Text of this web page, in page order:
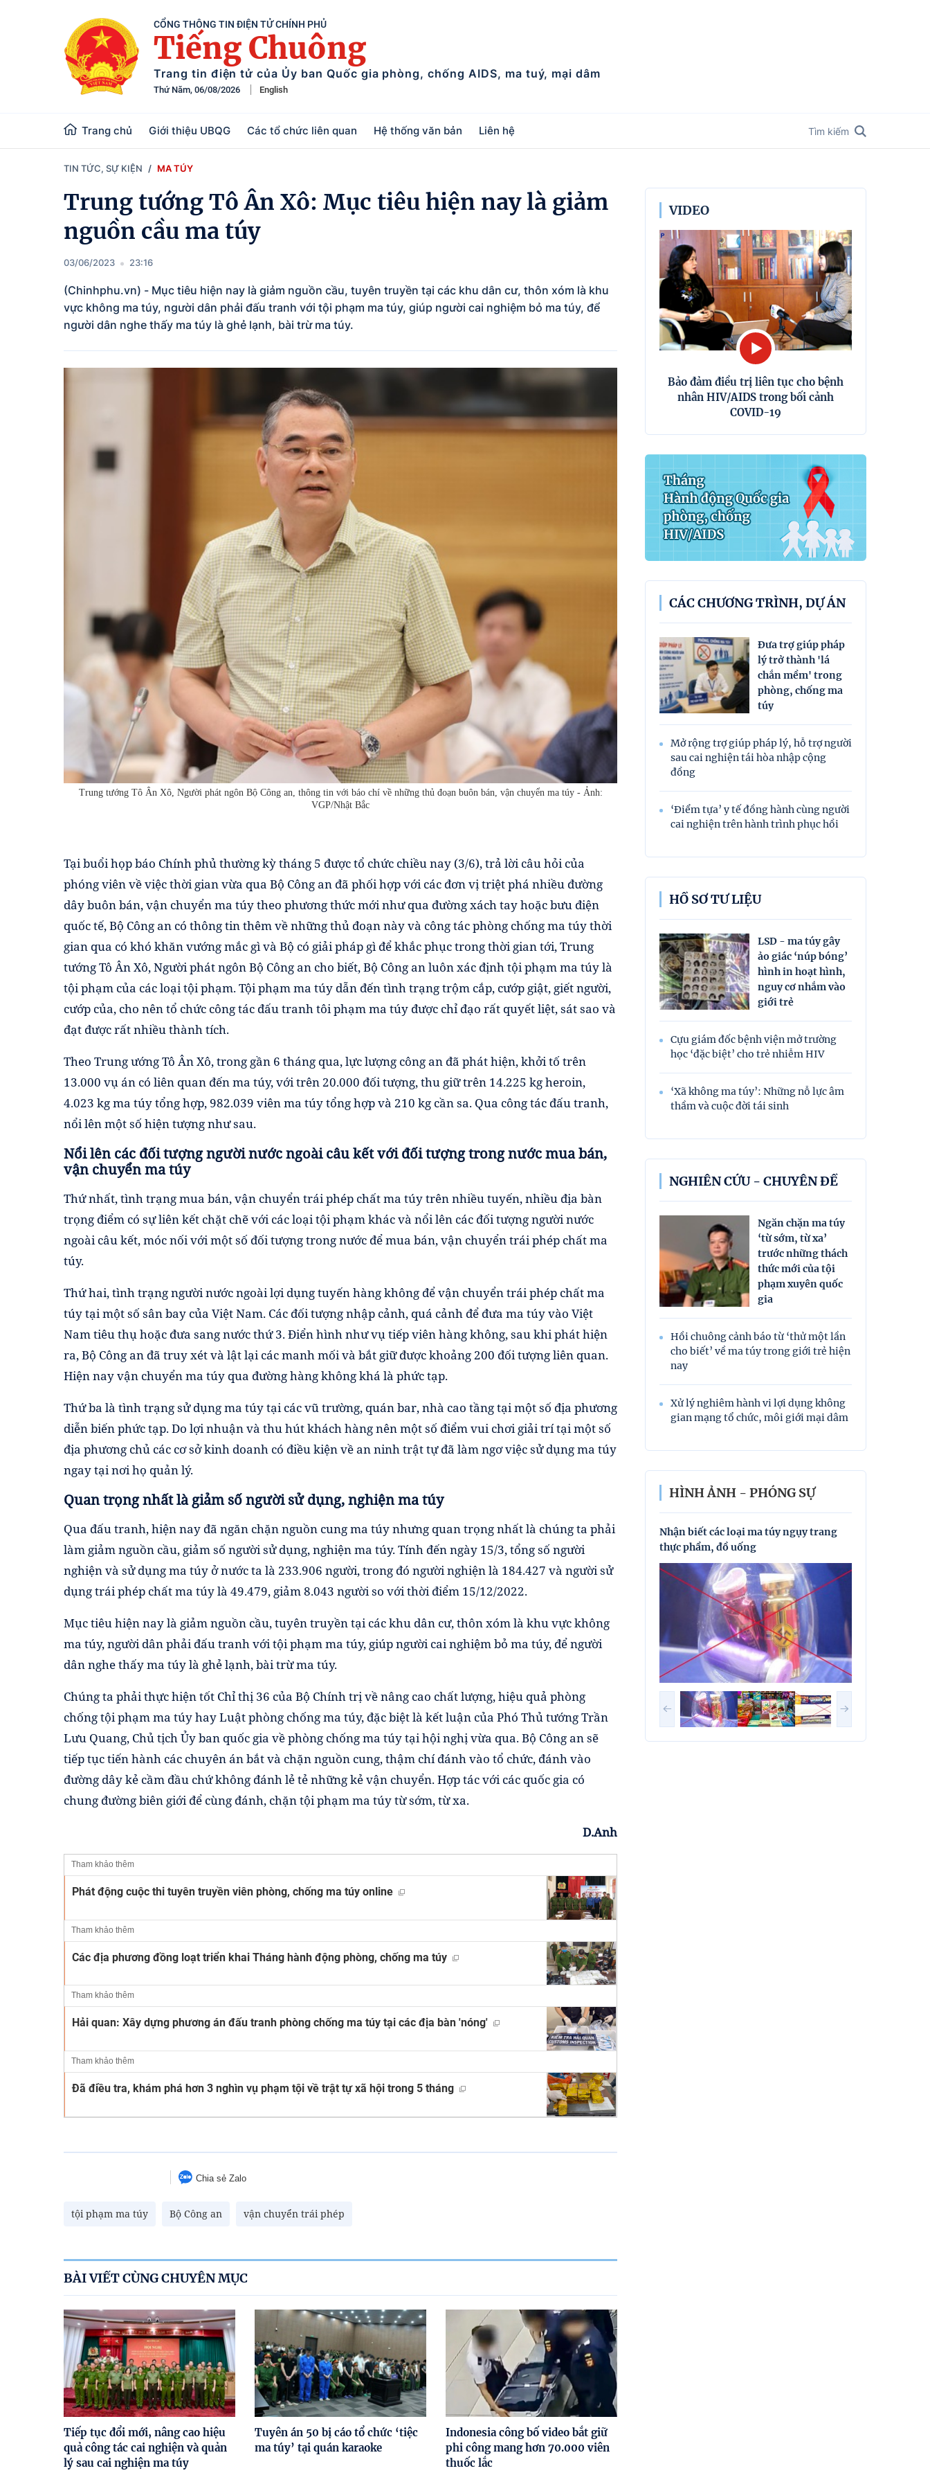
CỔNG THÔNG TIN ĐIỆN TỬ CHÍNH PHỦ
Tiếng Chuông
Trang tin điện tử của Ủy ban Quốc gia phòng, chống AIDS, ma tuý, mại dâm
Thứ Năm, 06/08/2026 English
Trang chủ Giới thiệu UBQG Các tổ chức liên quan Hệ thống văn bản Liên hệ Tìm kiếm
TIN TỨC, SỰ KIỆN MA TÚY
Trung tướng Tô Ân Xô: Mục tiêu hiện nay là giảm
nguồn cầu ma túy
03/06/2023 23:16
(Chinhphu.vn) - Mục tiêu hiện nay là giảm nguồn cầu, tuyên truyền tại các khu dân cư, thôn xóm là khu
vực không ma túy, người dân phải đấu tranh với tội phạm ma túy, giúp người cai nghiệm bỏ ma túy, để
người dân nghe thấy ma túy là ghẻ lạnh, bài trừ ma túy.
Trung tướng Tô Ân Xô, Người phát ngôn Bộ Công an, thông tin với báo chí về những thủ đoạn buôn bán, vận chuyển ma túy - Ảnh:
VGP/Nhật Bắc
Tại buổi họp báo Chính phủ thường kỳ tháng 5 được tổ chức chiều nay (3/6), trả lời câu hỏi của
phóng viên về việc thời gian vừa qua Bộ Công an đã phối hợp với các đơn vị triệt phá nhiều đường
dây buôn bán, vận chuyển ma túy theo phương thức mới như qua đường xách tay hoặc bưu điện
quốc tế, Bộ Công an có thông tin thêm về những thủ đoạn này và công tác phòng chống ma túy thời
gian qua có khó khăn vướng mắc gì và Bộ có giải pháp gì để khắc phục trong thời gian tới, Trung
tướng Tô Ân Xô, Người phát ngôn Bộ Công an cho biết, Bộ Công an luôn xác định tội phạm ma túy là
tội phạm của các loại tội phạm. Tội phạm ma túy dẫn đến tình trạng trộm cắp, cướp giật, giết người,
cướp của, cho nên tổ chức công tác đấu tranh tôi phạm ma túy được chỉ đạo rất quyết liệt, sát sao và
đạt được rất nhiều thành tích.
Theo Trung ướng Tô Ân Xô, trong gần 6 tháng qua, lực lượng công an đã phát hiện, khởi tố trên
13.000 vụ án có liên quan đến ma túy, với trên 20.000 đối tượng, thu giữ trên 14.225 kg heroin,
4.023 kg ma túy tổng hợp, 982.039 viên ma túy tổng hợp và 210 kg cần sa. Qua công tác đấu tranh,
nổi lên một số hiện tượng như sau.
Nổi lên các đối tượng người nước ngoài câu kết với đối tượng trong nước mua bán,
vận chuyển ma túy
Thứ nhất, tình trạng mua bán, vận chuyển trái phép chất ma túy trên nhiều tuyến, nhiều địa bàn
trọng điểm có sự liên kết chặt chẽ với các loại tội phạm khác và nổi lên các đối tượng người nước
ngoài câu kết, móc nối với một số đối tượng trong nước để mua bán, vận chuyển trái phép chất ma
túy.
Thứ hai, tình trạng người nước ngoài lợi dụng tuyến hàng không để vận chuyển trái phép chất ma
túy tại một số sân bay của Việt Nam. Các đối tượng nhập cảnh, quá cảnh để đưa ma túy vào Việt
Nam tiêu thụ hoặc đưa sang nước thứ 3. Điển hình như vụ tiếp viên hàng không, sau khi phát hiện
ra, Bộ Công an đã truy xét và lật lại các manh mối và bắt giữ được khoảng 200 đối tượng liên quan.
Hiện nay vận chuyển ma túy qua đường hàng không khá là phức tạp.
Thứ ba là tình trạng sử dụng ma túy tại các vũ trường, quán bar, nhà cao tầng tại một số địa phương
diễn biến phức tạp. Do lợi nhuận và thu hút khách hàng nên một số điểm vui chơi giải trí tại một số
địa phương chủ các cơ sở kinh doanh có điều kiện về an ninh trật tự đã làm ngơ việc sử dụng ma túy
ngay tại nơi họ quản lý.
Quan trọng nhất làgiảm số người sử dụng, nghiện ma túy
Qua đấu tranh, hiện nay đã ngăn chặn nguồn cung ma túy nhưng quan trọng nhất là chúng ta phải
làm giảm nguồn cầu, giảm số người sử dụng, nghiện ma túy. Tính đến ngày 15/3, tổng số người
nghiện và sử dụng ma túy ở nước ta là 233.906 người, trong đó người nghiện là 184.427 và người sử
dụng trái phép chất ma túy là 49.479, giảm 8.043 người so với thời điểm 15/12/2022.
Mục tiêu hiện nay là giảm nguồn cầu, tuyên truyền tại các khu dân cư, thôn xóm là khu vực không
ma túy, người dân phải đấu tranh với tội phạm ma túy, giúp người cai nghiệm bỏ ma túy, để người
dân nghe thấy ma túy là ghẻ lạnh, bài trừ ma túy.
Chúng ta phải thực hiện tốt Chỉ thị 36 của Bộ Chính trị về nâng cao chất lượng, hiệu quả phòng
chống tội phạm ma túy hay Luật phòng chống ma túy, đặc biệt là kết luận của Phó Thủ tướng Trần
Lưu Quang, Chủ tịch Ủy ban quốc gia về phòng chống ma túy tại hội nghị vừa qua. Bộ Công an sẽ
tiếp tục tiến hành các chuyên án bắt và chặn nguồn cung, thậm chí đánh vào tổ chức, đánh vào
đường dây kẻ cầm đầu chứ không đánh lẻ tẻ những kẻ vận chuyển. Hợp tác với các quốc gia có
chung đường biên giới để cùng đánh, chặn tội phạm ma túy từ sớm, từ xa.
D.Anh
Tham khảo thêm
Phát động cuộc thi tuyên truyền viên phòng, chống ma túy online
Tham khảo thêm
Các địa phương đồng loạt triển khai Tháng hành động phòng, chống ma túy
Tham khảo thêm
Hải quan: Xây dựng phương án đấu tranh phòng chống ma túy tại các địa bàn 'nóng'
Tham khảo thêm
Đã điều tra, khám phá hơn 3 nghìn vụ phạm tội về trật tự xã hội trong 5 tháng
Chia sẻ Zalo
tội phạm ma túy Bộ Công an vận chuyển trái phép
BÀI VIẾT CÙNG CHUYÊN MỤC
Tiếp tục đổi mới, nâng cao hiệu
quả công tác cai nghiện và quản
lý sau cai nghiện ma túy
Tuyên án 50 bị cáo tổ chức ‘tiệc
ma túy’ tại quán karaoke
Indonesia công bố video bắt giữ
phi công mang hơn 70.000 viên
thuốc lắc
VIDEO
Bảo đảm điều trị liên tục cho bệnh
nhân HIV/AIDS trong bối cảnh
COVID-19
CÁC CHƯƠNG TRÌNH, DỰ ÁN
Đưa trợ giúp pháp
lý trở thành 'lá
chắn mềm' trong
phòng, chống ma
túy
Mở rộng trợ giúp pháp lý, hỗ trợ người
sau cai nghiện tái hòa nhập cộng
đồng
‘Điểm tựa’ y tế đồng hành cùng người
cai nghiện trên hành trình phục hồi
HỒ SƠ TƯ LIỆU
LSD - ma túy gây
ảo giác ‘núp bóng’
hình in hoạt hình,
nguy cơ nhắm vào
giới trẻ
Cựu giám đốc bệnh viện mở trường
học ‘đặc biệt’ cho trẻ nhiễm HIV
‘Xã không ma túy’: Những nỗ lực âm
thầm và cuộc đời tái sinh
NGHIÊN CỨU - CHUYÊN ĐỀ
Ngăn chặn ma túy
‘từ sớm, từ xa’
trước những thách
thức mới của tội
phạm xuyên quốc
gia
Hồi chuông cảnh báo từ ‘thử một lần
cho biết’ về ma túy trong giới trẻ hiện
nay
Xử lý nghiêm hành vi lợi dụng không
gian mạng tổ chức, môi giới mại dâm
HÌNH ẢNH - PHÓNG SỰ
Nhận biết các loại ma túy ngụy trang
thực phẩm, đồ uống